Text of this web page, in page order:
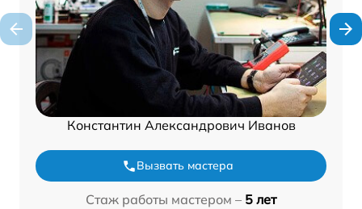
Константин Александрович Иванов
Вызвать мастера
Стаж работы мастером – 5 лет